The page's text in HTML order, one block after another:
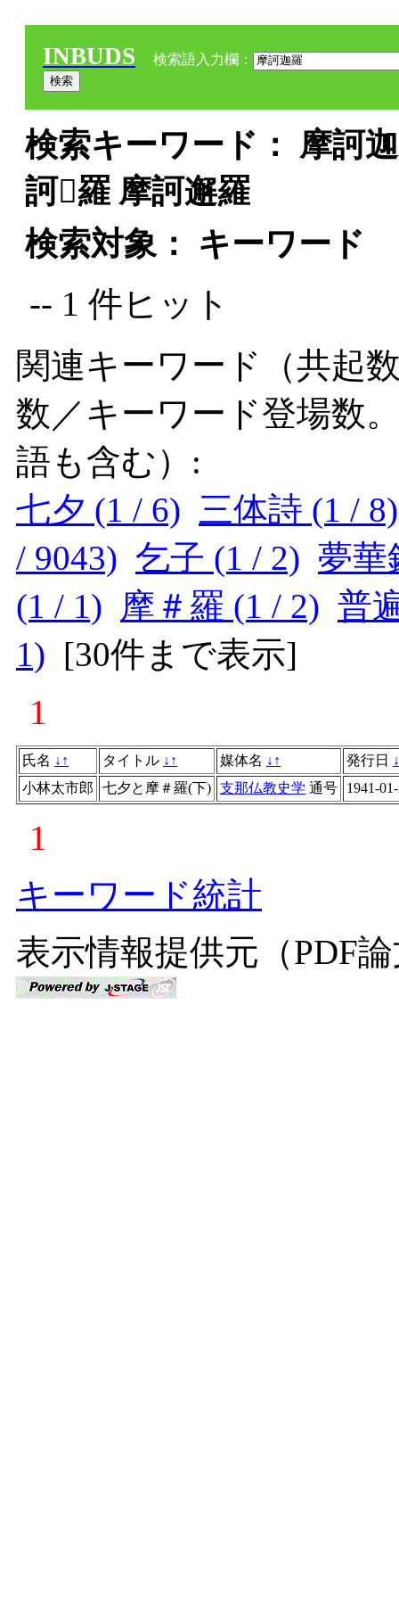
INBUDS 検索語入力欄：
検索キーワード： 摩訶
訶𨔣羅 摩訶邂羅
検索対象： キーワード
-- 1 件ヒット
関連キーワード（共起
数／キーワード登場数
語も含む）:
七夕 (1 / 6) 三体詩 (1 / 8)
/ 9043) 乞子 (1 / 2) 夢華
(1 / 1) 摩＃羅 (1 / 2) 普
1) [30件まで表示]
1
氏名 ↓ ↑ タイトル ↓ ↑ 媒体名 ↓ ↑ 発行日 ↓
小林太市郎
七夕と摩＃羅(下) 支那仏教史学 通号 1941-
1
キーワード統計
表示情報提供元（PDF